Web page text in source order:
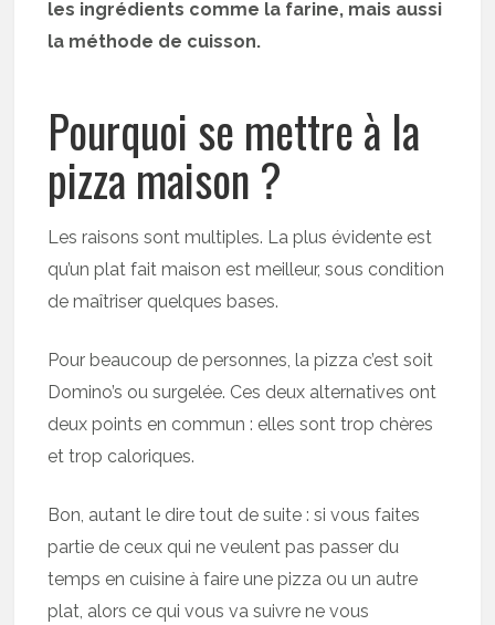
les ingrédients comme la farine, mais aussi
la méthode de cuisson.
Pourquoi se mettre à la
pizza maison ?
Les raisons sont multiples. La plus évidente est
qu’un plat fait maison est meilleur, sous condition
de maîtriser quelques bases.
Pour beaucoup de personnes, la pizza c’est soit
Domino’s ou surgelée. Ces deux alternatives ont
deux points en commun : elles sont trop chères
et trop caloriques.
Bon, autant le dire tout de suite : si vous faites
partie de ceux qui ne veulent pas passer du
temps en cuisine à faire une pizza ou un autre
plat, alors ce qui vous va suivre ne vous